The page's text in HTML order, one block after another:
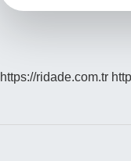
https://ridade.com.tr